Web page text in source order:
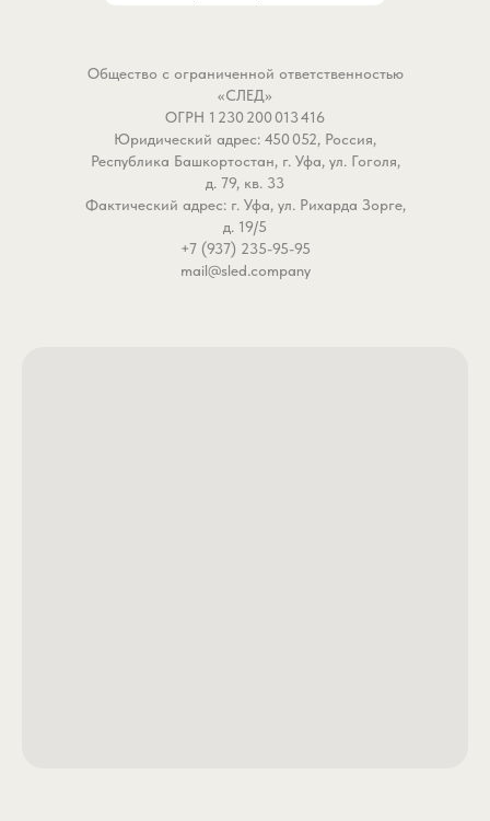
Общество с ограниченной ответственностью
«СЛЕД»
ОГРН 1 230 200 013 416
Юридический адрес: 450 052, Россия,
Республика Башкортостан, г. Уфа, ул. Гоголя,
д. 79, кв. 33
Фактический адрес: г. Уфа, ул. Рихарда Зорге,
д. 19/5
+7 (937) 235-95-95
mail@sled.company